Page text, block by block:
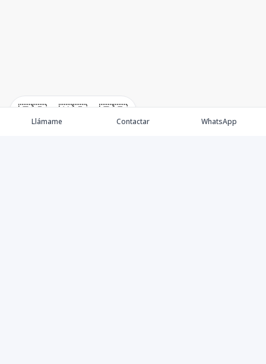
🇪🇸 🇺🇸 🇫🇷
Llámame Contactar WhatsApp